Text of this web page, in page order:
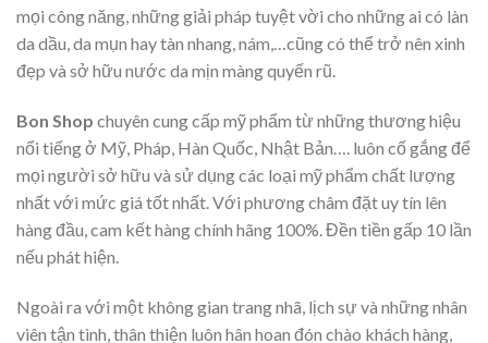
mọi công năng, những giải pháp tuyệt vời cho những ai có làn
da dầu, da mụn hay tàn nhang, nám,…cũng có thể trở nên xinh
đẹp và sở hữu nước da mịn màng quyến rũ.
Bon Shop chuyên cung cấp mỹ phẩm từ những thương hiệu
nổi tiếng ở Mỹ, Pháp, Hàn Quốc, Nhật Bản…. luôn cố gắng để
mọi người sở hữu và sử dụng các loại mỹ phẩm chất lượng
nhất với mức giá tốt nhất. Với phương châm đặt uy tín lên
hàng đầu, cam kết hàng chính hãng 100%. Đền tiền gấp 10 lần
nếu phát hiện.
Ngoài ra với một không gian trang nhã, lịch sự và những nhân
viên tận tình, thân thiện luôn hân hoan đón chào khách hàng,